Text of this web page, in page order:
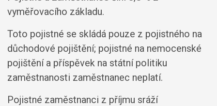
vyměřovacího základu.
Toto pojistné se skládá pouze z pojistného na
důchodové pojištění; pojistné na nemocenské
pojištění a příspěvek na státní politiku
zaměstnanosti zaměstnanec neplatí.
Pojistné zaměstnanci z příjmu sráží